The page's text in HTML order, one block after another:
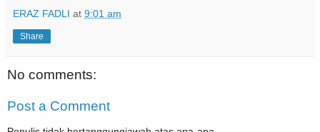
ERAZ FADLI at 9:01 am
Share
No comments:
Post a Comment